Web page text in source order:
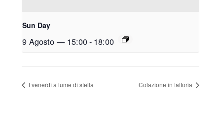
Sun Day
9 Agosto — 15:00- 18:00
I venerdì a lume di stella Colazione in fattoria